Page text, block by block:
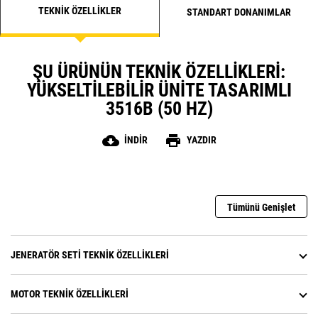
TEKNIK ÖZELLIKLER STANDART DONANIMLAR
ŞU ÜRÜNÜN TEKNIK ÖZELLIKLERI:
YÜKSELTILEBILIR ÜNITE TASARIMLI
3516B (50 HZ)
cloud_download İNDIR print YAZDIR
Tümünü Genişlet
JENERATÖR SETI TEKNIK ÖZELLIKLERI
MOTOR TEKNIK ÖZELLIKLERI